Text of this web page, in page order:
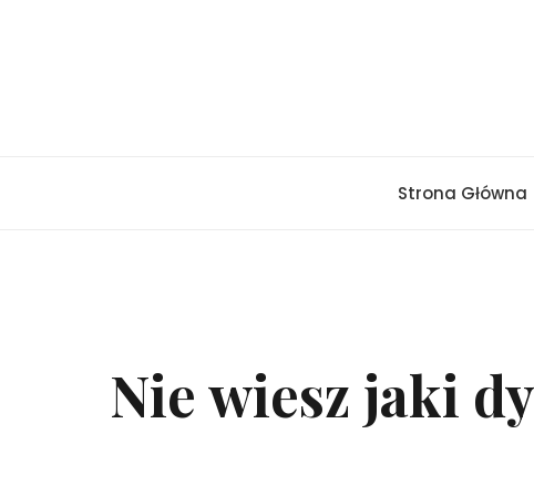
Strona Główna
Nie wiesz jaki